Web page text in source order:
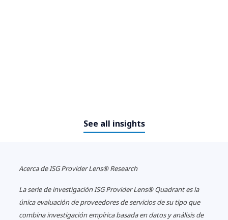
See all insights
Acercade ISG Provider Lens® Research
La serie de investigación ISG Provider Lens® Quadrant es la
única evaluación de proveedores de servicios de su tipo que
combina investigación empírica basada en datos y análisis de